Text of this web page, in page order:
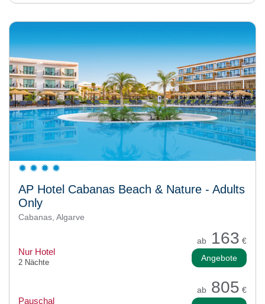
AP Hotel Cabanas Beach & Nature - Adults
Only
Cabanas, Algarve
ab 163 €
Nur Hotel
2 Nächte Angebote
ab 805 €
Pauschal